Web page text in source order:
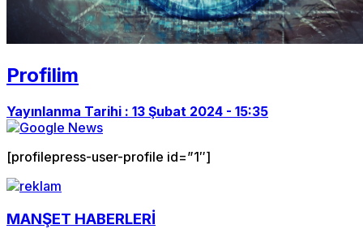
Profilim
Yayınlanma Tarihi : 13 Şubat 2024 - 15:35
[profilepress-user-profile id=”1″]
MANŞET HABERLERİ